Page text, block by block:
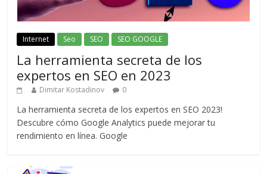
Internet Seo SEO SEO GOOGLE
La herramienta secreta de los
expertos en SEO en 2023
Dimitar Kostadinov 0
La herramienta secreta de los expertos en SEO 2023!
Descubre cómo Google Analytics puede mejorar tu
rendimiento en línea. Google